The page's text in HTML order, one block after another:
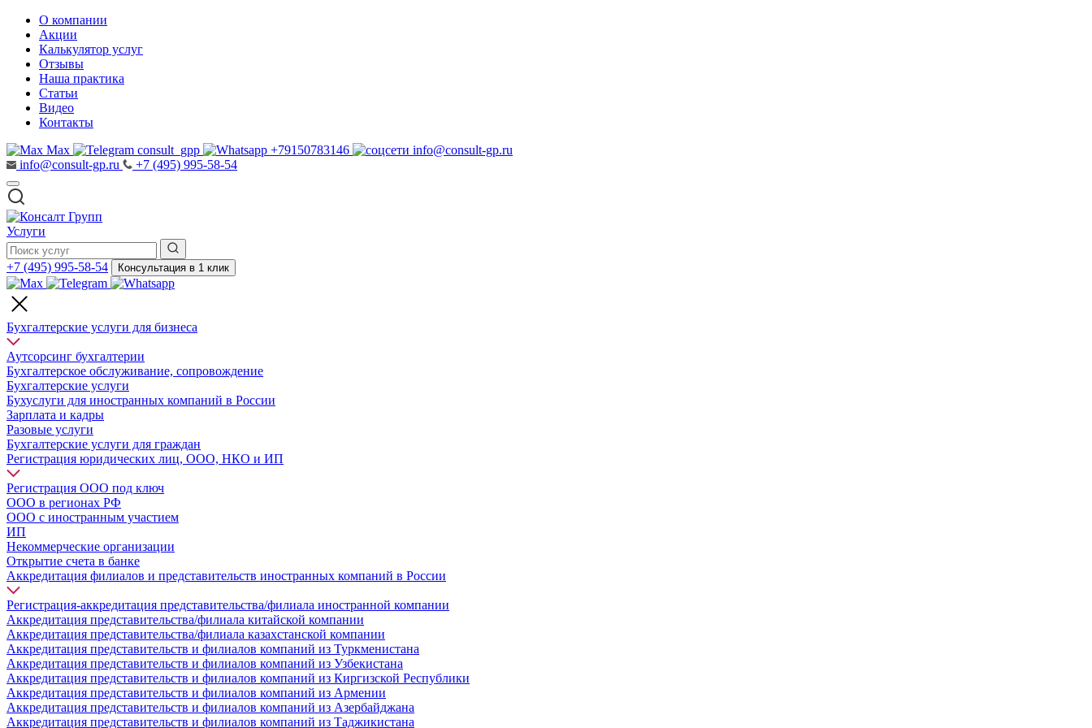
О компании
Акции
Калькулятор услуг
Отзывы
Наша практика
Статьи
Видео
Контакты
Max
consult_gpp +79150783146
info@consult-gp.ru
info@consult-gp.ru
+7 (495) 995-58-54
Услуги
+7 (495) 995-58-54 Консультация в 1 клик
Бухгалтерские услуги для бизнеса
Аутсорсинг бухгалтерии
Бухгалтерское обслуживание, сопровождение
Бухгалтерские услуги
Бухуслуги для иностранных компаний в России
Зарплата и кадры
Разовые услуги
Бухгалтерские услуги для граждан
Регистрация юридических лиц, ООО, НКО и ИП
Регистрация ООО под ключ
ООО в регионах РФ
ООО с иностранным участием
ИП
Некоммерческие организации
Открытие счета в банке
Аккредитация филиалов и представительств иностранных компаний в России
Регистрация-аккредитация представительства/филиала иностранной компании
Аккредитация представительства/филиала китайской компании
Аккредитация представительства/филиала казахстанской компании
Аккредитация представительств и филиалов компаний из Туркменистана
Аккредитация представительств и филиалов компаний из Узбекистана
Аккредитация представительств и филиалов компаний из Киргизской Республики
Аккредитация представительств и филиалов компаний из Армении
Аккредитация представительств и филиалов компаний из Азербайджана
Аккредитация представительств и филиалов компаний из Таджикистана